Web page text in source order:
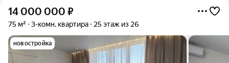
14 000 000 ₽
75 м² 3-комн. квартира 25 этаж из 26
новостройка